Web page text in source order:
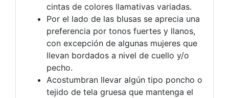
cintas de colores llamativas variadas.
Por el lado de las blusas se aprecia una
preferencia por tonos fuertes y llanos,
con excepción de algunas mujeres que
llevan bordados a nivel de cuello y/o
pecho.
Acostumbran llevar algún tipo poncho o
tejido de tela gruesa que mantenga el